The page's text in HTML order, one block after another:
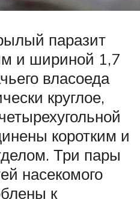
паразит
и шириной 1,7
власоеда
круглое,
коротким и
Три пары
насекомого
к